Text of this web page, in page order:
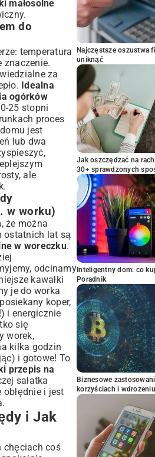
małosolne
do
temperatura
znaczenie.
za
Idealna
ogórków
25 stopni
proces
jest
lub dwa
ale
w worku)
że można
ostatnich lat są
w woreczku.
odcinamy
kawałki
je do worka
koper,
i energicznie
się
worek,
kilka godzin
i gotowe! To
przepis na
sałatka
obłędnie i jest
i Jak
chęciach coś
Najczęstsze oszustwa
uniknąć
Jak oszczędzać na
30+ sprawdzonych
Inteligentny dom: co
Poradnik
Biznesowe
korzyściach i wdrożeniu